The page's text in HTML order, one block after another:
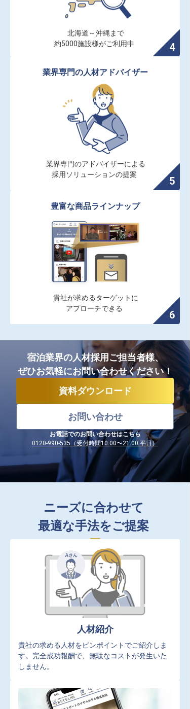
北海道～沖縄まで
約5000施設様がご利用中
業界専門の人材アドバイザー
業界専門のアドバイザーによる
採用ソリューションの提案
豊富な商品ラインナップ
貴社が求めるターゲットに
アプローチできる
宿泊業界の人材採用ご担当者様、
ぜひお気軽にお問い合わせください！
お問い合わせ
資料ダウンロード
お電話でのお問い合わせはこちら
0120-990-535（受付時間10:00〜21:00 平日）
ニーズに合わせて
最適な手法をご提案
人材紹介
貴社の求める人材をピンポイントでご紹介しま
す。完全成功報酬で、無駄なコストが発生いた
しません。